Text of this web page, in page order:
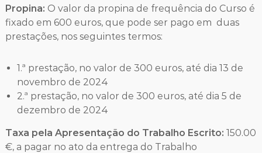
Propina: O valor da propina de frequência do Curso é
fixado em 600 euros, que pode ser pago em duas
prestações, nos seguintes termos:
1.ª prestação, no valor de 300 euros, até dia 13 de
novembro de 2024
2.ª prestação, no valor de 300 euros, até dia 5 de
dezembro de 2024
Taxa pela Apresentação do Trabalho Escrito: 150.00
€, a pagar no ato da entrega do Trabalho